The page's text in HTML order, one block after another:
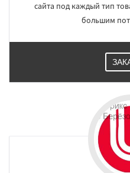
сайта под каждый тип
большим